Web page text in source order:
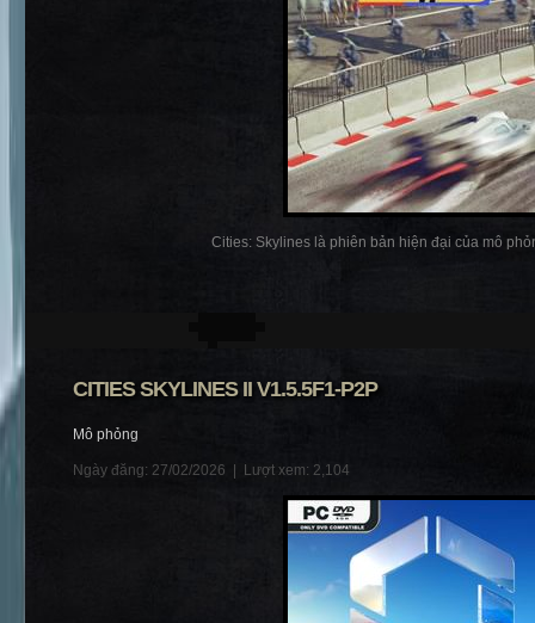
Cities: Skylines là phiên bản hiện đại của mô
CITIES SKYLINES II V1.5.5F1-P2P
Mô phỏng
Ngày đăng: 27/02/2026 | Lượt xem: 2,104